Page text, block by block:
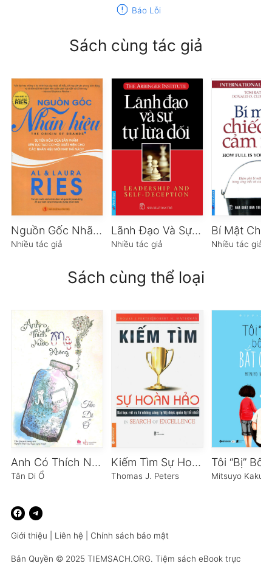
report Báo Lỗi
Sách cùng tác giả
Nguồn Gốc Nhãn Hiệu
Nhiều tác giả
Lãnh Đạo Và Sự Tự Lừa Dối
Nhiều tác giả Nhiều tác giả
Sách cùng thể loại
Anh Có Thích Nước Mỹ Không
Tân Di Ổ
Kiếm Tìm Sự Hoàn Hảo
Thomas J. Peters Mitsuyo Kakuta
Giới thiệu Liên hệ Chính sách bảo mật
Bản Quyền © 2025 TIEMSACH.ORG. Tiệm sách eBook trực